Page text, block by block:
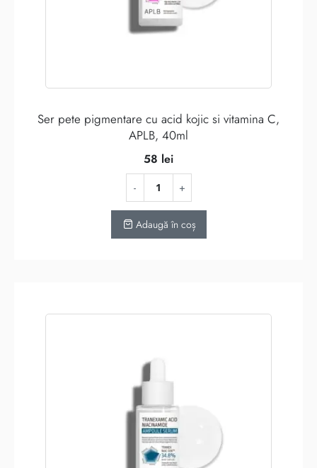
Ser pete pigmentare cu acid kojic si vitamina C,
APLB, 40ml
58 lei
Adaugă în coș